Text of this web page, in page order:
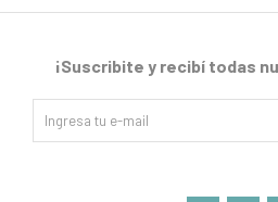
¡Suscribite y recibí todas